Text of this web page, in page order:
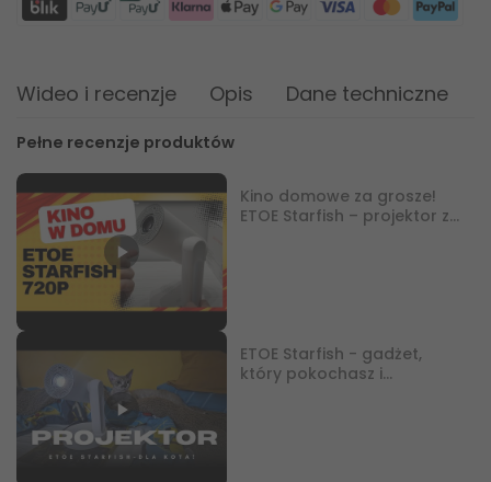
Wideo i recenzje Opis Dane techniczne
Pełne recenzje produktów
Kino domowe za grosze!
ETOE Starfish – projektor z
ETOE Starfish - gadżet,
który pokochasz i